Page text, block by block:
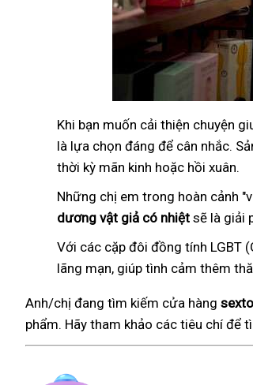
Khi bạn muốn cải thiện chuyện
là lựa chọn đáng để cân nhắc.
thời kỳ mãn kinh hoặc hồi xuân.
Những chị em trong hoàn cảnh
dương vật giả có nhiệt sẽ là giải
Với các cặp đôi đồng tính LGBT
lãng mạn, giúp tình cảm thêm
Anh/chị đang tìm kiếm cửa hàng
phẩm. Hãy tham khảo các tiêu chí để